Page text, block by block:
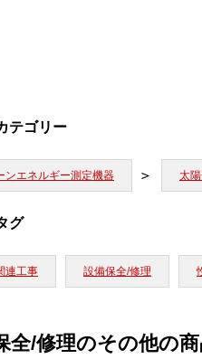
テゴリー
ンエネルギー測定機器 太
グ
連工事 設備保全/修理
全/修理のその他の